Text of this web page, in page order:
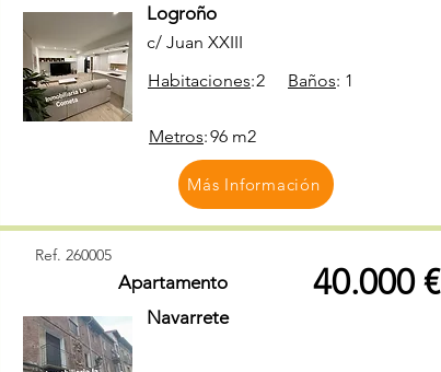
Logroño
c/ Juan XXIII
Habitaciones:2 Baños: 1
Metros:96 m2
Más Información
Ref. 260005
40.000 €
Apartamento
Navarrete